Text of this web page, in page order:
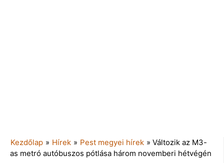
Kezdőlap » Hírek » Pest megyei hírek » Változik az M3-
as metró autóbuszos pótlása három novemberi hétvégén